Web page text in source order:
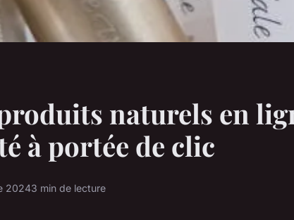
naturels en
à portée de clic
20243 min de lecture